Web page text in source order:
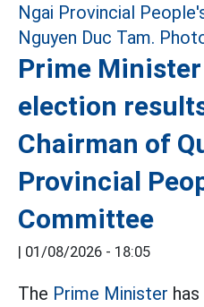
Prime
election
Chairman of
Provincial
Committee
| 01/08/2026 - 18:05
The Prime Minister